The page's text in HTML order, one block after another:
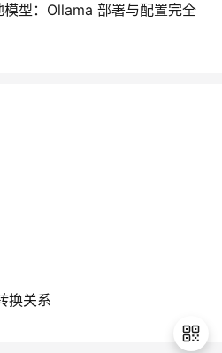
型：Ollama 部署与配置完全
换关系